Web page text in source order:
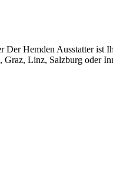
Der Hemden Ausstatter ist
Graz, Linz, Salzburg oder